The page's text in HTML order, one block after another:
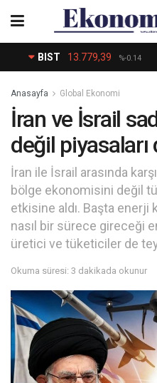
BIST 13.779,39 %-0.14
Anasayfa Global Ekonomi
İran ve İsrail
değil
İran ile İsrail arasında
bölge ekonomisini değil
etkisine aldı. Başta enerji
nasıl bir sürece gireceği
üretici ve tüketiciler de
Okuma süresi: 3 dakikada okunur